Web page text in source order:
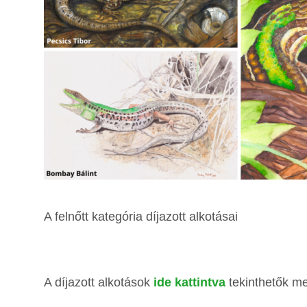
A felnőtt kategória díjazott alkotásai
A díjazott alkotások ide kattintva tekinthetők